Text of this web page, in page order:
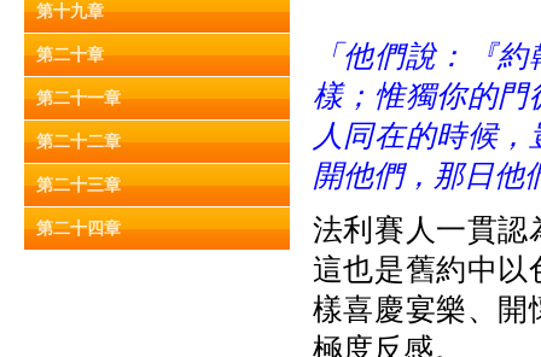
第十九章
第二十章
第二十一章
第二十二章
第二十三章
第二十四章
「他們說：『
樣；惟獨你的門
人同在的時候
開他們，那日他
法利賽人一貫認
這也是舊約中以
樣喜慶宴樂、開
極度反感。